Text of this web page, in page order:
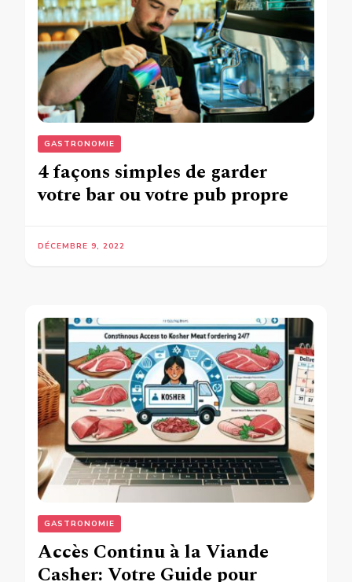
GASTRONOMIE
4 façons simples de garder
votre bar ou votre pub propre
DÉCEMBRE 9, 2022
GASTRONOMIE
Accès Continu à la Viande
Casher: Votre Guide pour